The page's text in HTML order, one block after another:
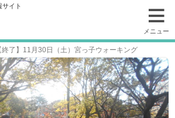
サイト
メニュー
終了】11月30日（土）宮っ子ウォーキング